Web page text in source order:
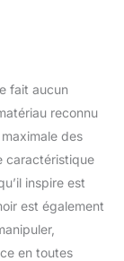
fait aucun
reconnu
des
caractéristique
inspire est
est également
en toutes